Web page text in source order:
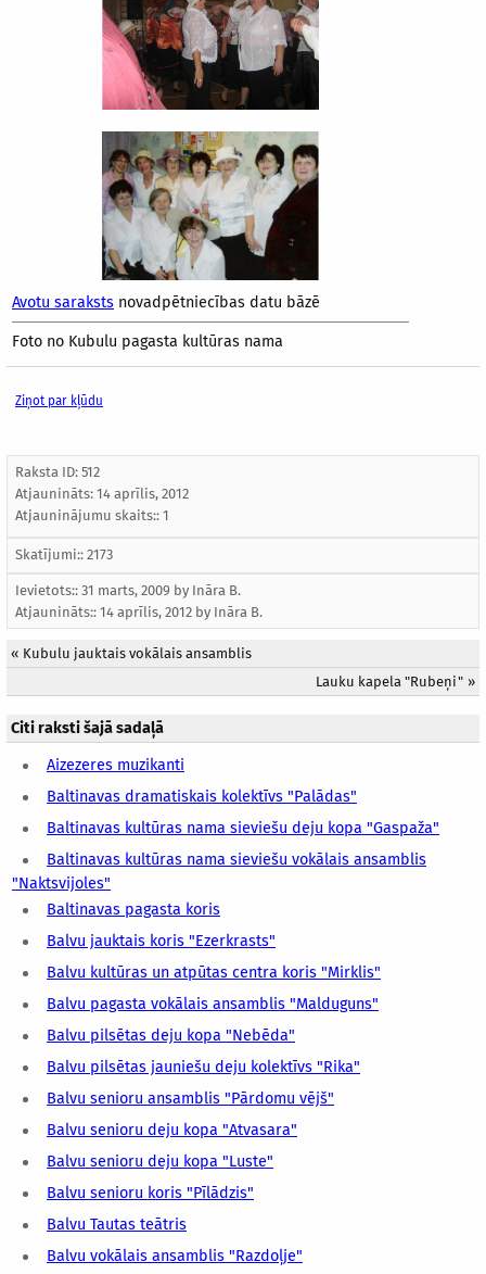
Avotu saraksts novadpētniecības datu bāzē
Foto no Kubulu pagasta kultūras nama
Ziņot par kļūdu
Raksta ID: 512
Atjaunināts: 14 aprīlis, 2012
Atjauninājumu skaits:: 1
Skatījumi:: 2173
Ievietots:: 31 marts, 2009 by Ināra B.
Atjaunināts:: 14 aprīlis, 2012 by Ināra B.
« Kubulu jauktais vokālais ansamblis
Lauku kapela "Rubeņi" »
Citi raksti šajā sadaļā
Aizezeres muzikanti
Baltinavas dramatiskais kolektīvs "Palādas"
Baltinavas kultūras nama sieviešu deju kopa "Gaspaža"
Baltinavas kultūras nama sieviešu vokālais ansamblis
"Naktsvijoles"
Baltinavas pagasta koris
Balvu jauktais koris "Ezerkrasts"
Balvu kultūras un atpūtas centra koris "Mirklis"
Balvu pagasta vokālais ansamblis "Malduguns"
Balvu pilsētas deju kopa "Nebēda"
Balvu pilsētas jauniešu deju kolektīvs "Rika"
Balvu senioru ansamblis "Pārdomu vējš"
Balvu senioru deju kopa "Atvasara"
Balvu senioru deju kopa "Luste"
Balvu senioru koris "Pīlādzis"
Balvu Tautas teātris
Balvu vokālais ansamblis "Razdoļje"